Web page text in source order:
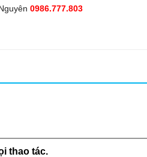
0986.777.803
thao tác.